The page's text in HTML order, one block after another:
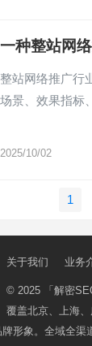
一种整站网
整站网络推广行
场景、效果指标
2025/10/02
1
关于我们 业务
© 2025 「解密
覆盖北京、上海
形象。全域全